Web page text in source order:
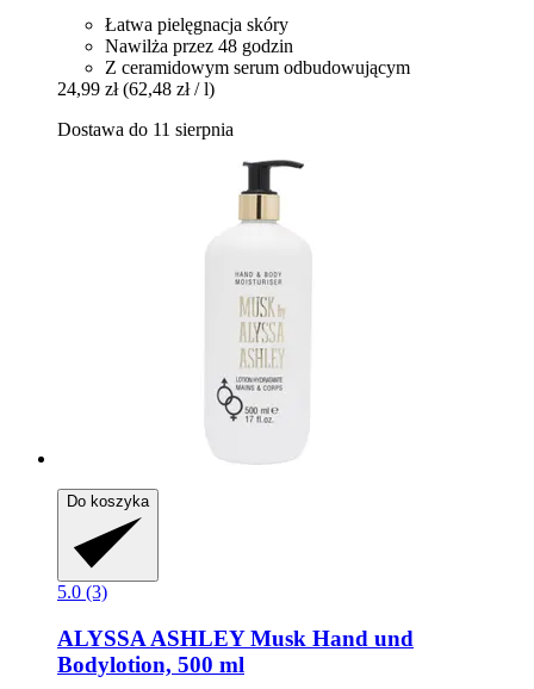
Łatwa pielęgnacja skóry
Nawilża przez 48 godzin
Z ceramidowym serum odbudowującym
24,99 zł (62,48 zł / l)
Dostawa do 11 sierpnia
Do koszyka
5.0 (3)
ALYSSA ASHLEYMusk Hand und
Bodylotion, 500 ml